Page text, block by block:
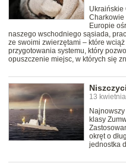
Ukraińskie
Charkowie
Europie
naszego wschodniego sąsiada,
ze swoimi zwierzętami – które
przygotowania systemu, który
opuszczenie miejsc, w których się
13
klasy
okręt o
jednostka